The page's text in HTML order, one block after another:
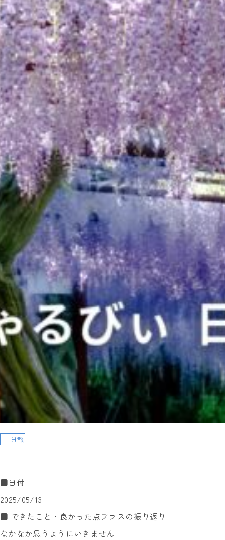
日報
■日付
2025/05/13
■ できたこと・良かった点プラスの振り返り
なかなか思うようにいきません